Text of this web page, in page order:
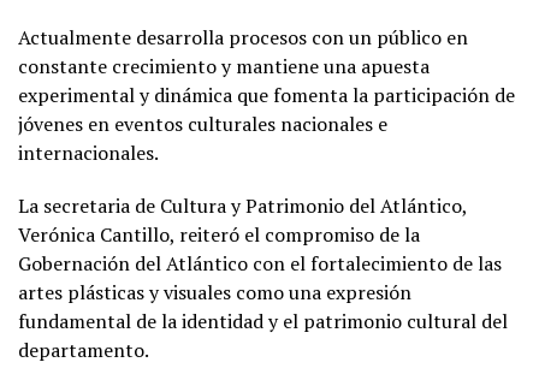
Actualmente desarrolla procesos con un público en
constante crecimiento y mantiene una apuesta
experimental y dinámica que fomenta la participación de
jóvenes en eventos culturales nacionales e
internacionales.
La secretaria de Cultura y Patrimonio del Atlántico,
Verónica Cantillo, reiteró el compromiso de la
Gobernación del Atlántico con el fortalecimiento de las
artes plásticas y visuales como una expresión
fundamental de la identidad y el patrimonio cultural del
departamento.